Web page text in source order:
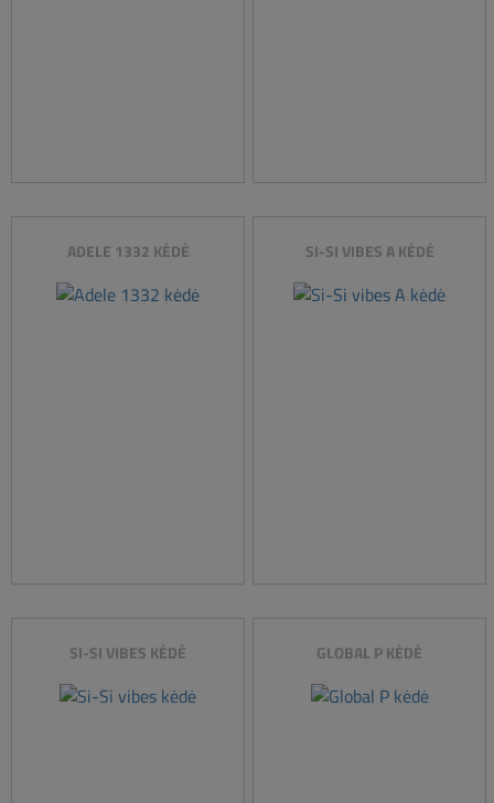
ADELE 1332 KĖDĖ SI-SI VIBES A KĖDĖ
SI-SI VIBES KĖDĖ GLOBAL P KĖDĖ